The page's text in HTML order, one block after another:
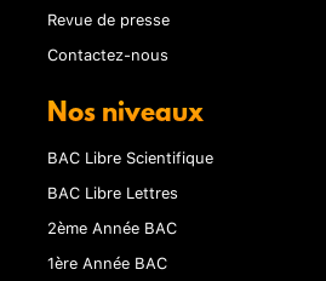
Revue de presse
Contactez-nous
Nos niveaux
BAC Libre Scientifique
BAC Libre Lettres
2ème Année BAC
1ère Année BAC